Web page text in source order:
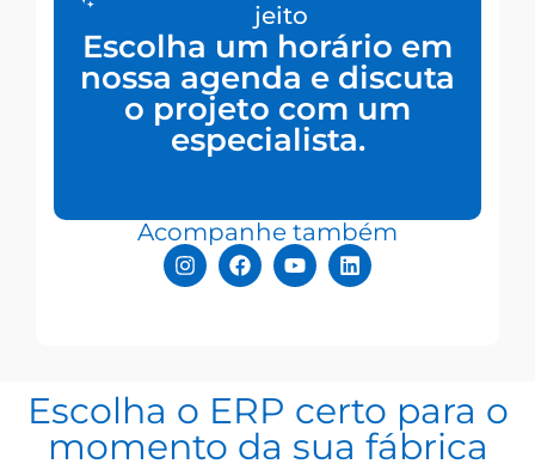
jeito
Escolha um horário em
nossa agenda e discuta
o projeto com um
especialista.
Acompanhe também
Escolha o ERP certo para o
momento da sua fábrica